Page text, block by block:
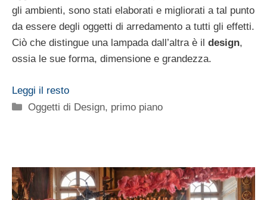
gli ambienti, sono stati elaborati e migliorati a tal punto
da essere degli oggetti di arredamento a tutti gli effetti.
Ciò che distingue una lampada dall’altra è il design,
ossia le sue forma, dimensione e grandezza.
Leggi il resto
Categorie
Oggetti di Design, primo piano